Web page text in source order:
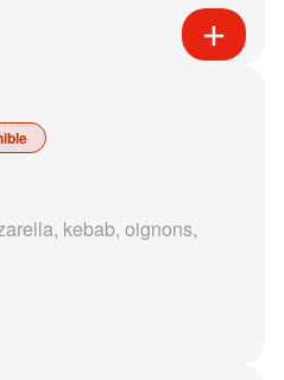
kebab, oignons,